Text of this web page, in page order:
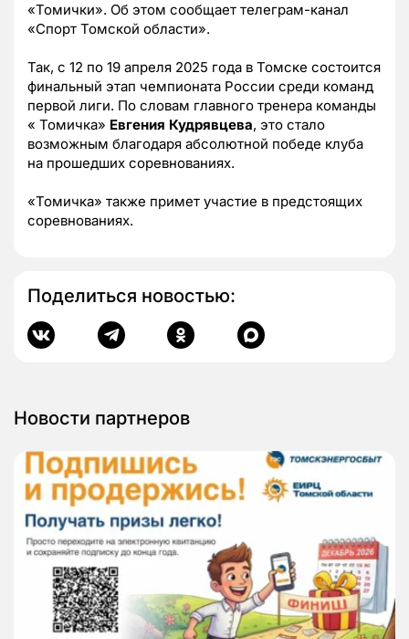
«Томички». Об этом сообщает телеграм-канал
«Спорт Томской области».
Так, с 12 по 19 апреля 2025 года в Томске состоится
финальный этап чемпионата России среди команд
первой лиги. По словам главного тренера команды
« Томичка» Евгения Кудрявцева, это стало
возможным благодаря абсолютной победе клуба
на прошедших соревнованиях.
«Томичка» также примет участие в предстоящих
соревнованиях.
Поделиться новостью:
Новости партнеров